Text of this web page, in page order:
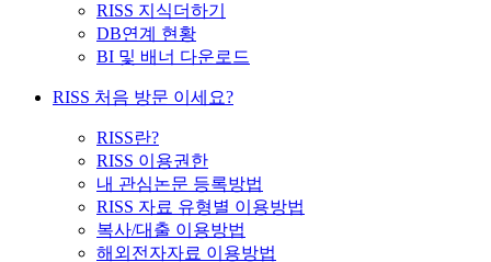
RISS 지식더하기
DB연계 현황
BI 및 배너 다운로드
RISS 처음 방문 이세요?
RISS란?
RISS 이용권한
내 관심논문 등록방법
RISS 자료 유형별 이용방법
복사/대출 이용방법
해외전자자료 이용방법